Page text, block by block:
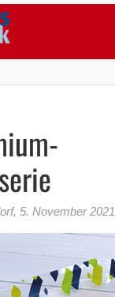
, 5. November 2021